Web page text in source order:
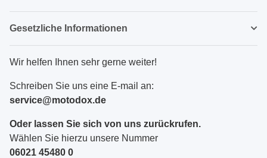
Gesetzliche Informationen
Wir helfen Ihnen sehr gerne weiter!
Schreiben Sie uns eine E-mail an:
service@motodox.de
Oder lassen Sie sich von uns zurückrufen.
Wählen Sie hierzu unsere Nummer
06021 45480 0